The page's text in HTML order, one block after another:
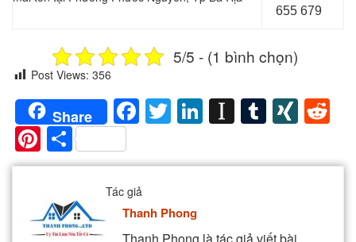
655 679
5/5 - (1 bình chọn)
Post Views: 356
Share Facebook
Twitter
LinkedIn
Instapaper
Tumblr
Pinterest
Share
Tác giả
Thanh Phong